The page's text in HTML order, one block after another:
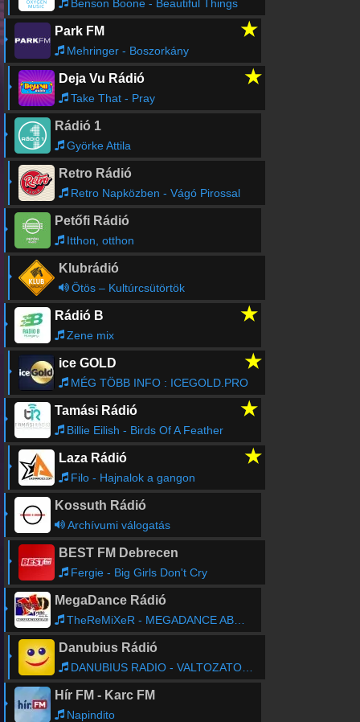
Benson Boone - Beautiful Things
Park FM ★
Mehringer - Boszorkány
Deja Vu Rádió ★
Take That - Pray
Rádió 1
Györke Attila
Retro Rádió
Retro Napközben - Vágó Pirossal
Petőfi Rádió
Itthon, otthon
Klubrádió
Ötös – Kultúrcsütörtök
Rádió B ★
Zene mix
ice GOLD ★
MÉG TÖBB INFO : ICEGOLD.PRO
Tamási Rádió ★
Billie Eilish - Birds Of A Feather
Laza Rádió ★
Filo - Hajnalok a gangon
Kossuth Rádió
Archívumi válogatás
BEST FM Debrecen
Fergie - Big Girls Don't Cry
MegaDance Rádió
TheReMiXeR - MEGADANCE ABC mix volume 2.
Danubius Rádió
DANUBIUS RADIO - VALTOZATOSSAG 16
Hír FM - Karc FM
Napindito